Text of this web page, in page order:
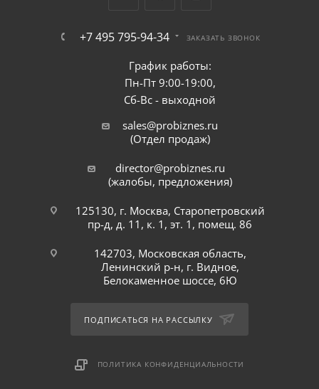
+7 495 795-94-34 ЗАКАЗАТЬ ЗВОНОК
График работы:
Пн-Пт 9:00-19:00,
Сб-Вс - выходной
sales@probiznes.ru
(Отдел продаж)
director@probiznes.ru
(жалобы, предложения)
125130, г. Москва, Старопетровский
пр-д, д. 11, к. 1, эт. 1, помещ. 86
142703, Московская область,
Ленинский р-н, г. Видное,
Белокаменное шоссе, 6Ю
ПОДПИСАТЬСЯ НА РАССЫЛКУ
ПОЛИТИКА КОНФИДЕНЦИАЛЬНОСТИ